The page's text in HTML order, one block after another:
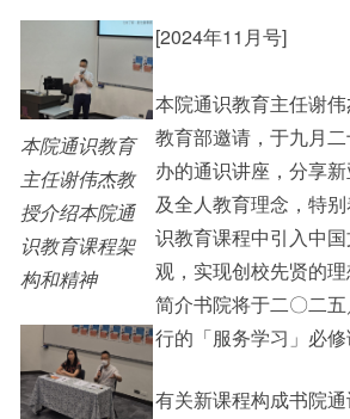
新亚影集
影片库
Student Development
Alumni Connections
本院通识教育
主任谢伟杰教
授介绍本院通
识教育课程架
构和精神
[2024年11月号]
本院通识教育主任谢
教育部邀请，于九月
办的通识讲座，分享
及全人教育理念，特
识教育课程中引入中
观，实现创校先贤的
简介书院将于二〇二
行的「服务学习」必修
有关新课程构成书院